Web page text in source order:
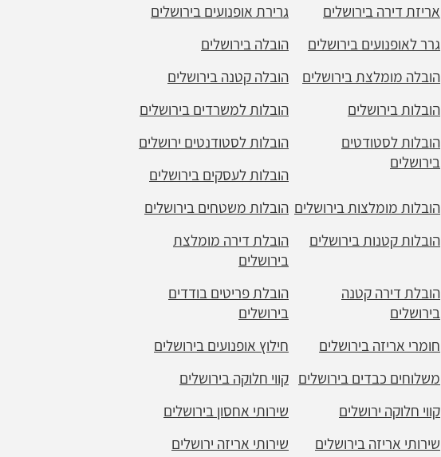
אריזת דירה בירושלים
גרירת אופנועים בירושלים
גרר לאופנועים בירושלים
הובלה בירושלים
הובלה מומלצת בירושלים
הובלה קטנה בירושלים
הובלות בירושלים
הובלות למשרדים בירושלים
הובלות לסטודטים
בירושלים
הובלות לסטודנטים ירושלים
הובלות לעסקים בירושלים
הובלות מומלצות בירושלים הובלות משטחים בירושלים
הובלות קטנות בירושלים
הובלת דירה מומלצת
בירושלים
הובלת דירה קטנה
בירושלים
הובלת פריטים בודדים
בירושלים
חומרי אריזה בירושלים
חילוץ אופנועים בירושלים
משלוחים כבדים בירושלים קווי חלוקה בירושלים
קווי חלוקה ירושלים
שירותי אחסון בירושלים
שירותי אריזה בירושלים
שירותי אריזה ירושלים